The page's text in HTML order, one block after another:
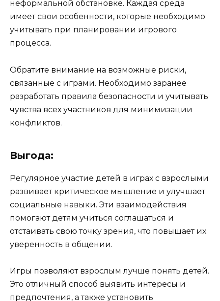
неформальной обстановке. Каждая среда
имеет свои особенности, которые необходимо
учитывать при планировании игрового
процесса.
Обратите внимание на возможные риски,
связанные с играми. Необходимо заранее
разработать правила безопасности и учитывать
чувства всех участников для минимизации
конфликтов.
Выгода:
Регулярное участие детей в играх с взрослыми
развивает критическое мышление и улучшает
социальные навыки. Эти взаимодействия
помогают детям учиться соглашаться и
отстаивать свою точку зрения, что повышает их
уверенность в общении.
Игры позволяют взрослым лучше понять детей.
Это отличный способ выявить интересы и
предпочтения, а также установить